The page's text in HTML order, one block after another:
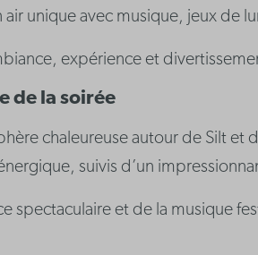
unique avec musique, jeux de
expérience et
de la soirée
chaleureuse autour de Silt et
suivis d’un
spectaculaire et de la musique